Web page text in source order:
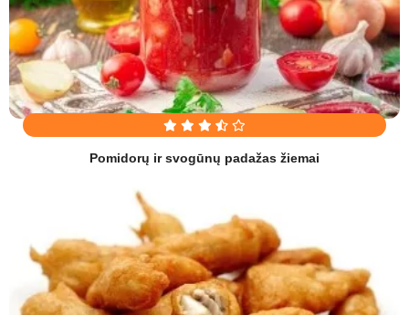
Pomidorų ir svogūnų padažas žiemai